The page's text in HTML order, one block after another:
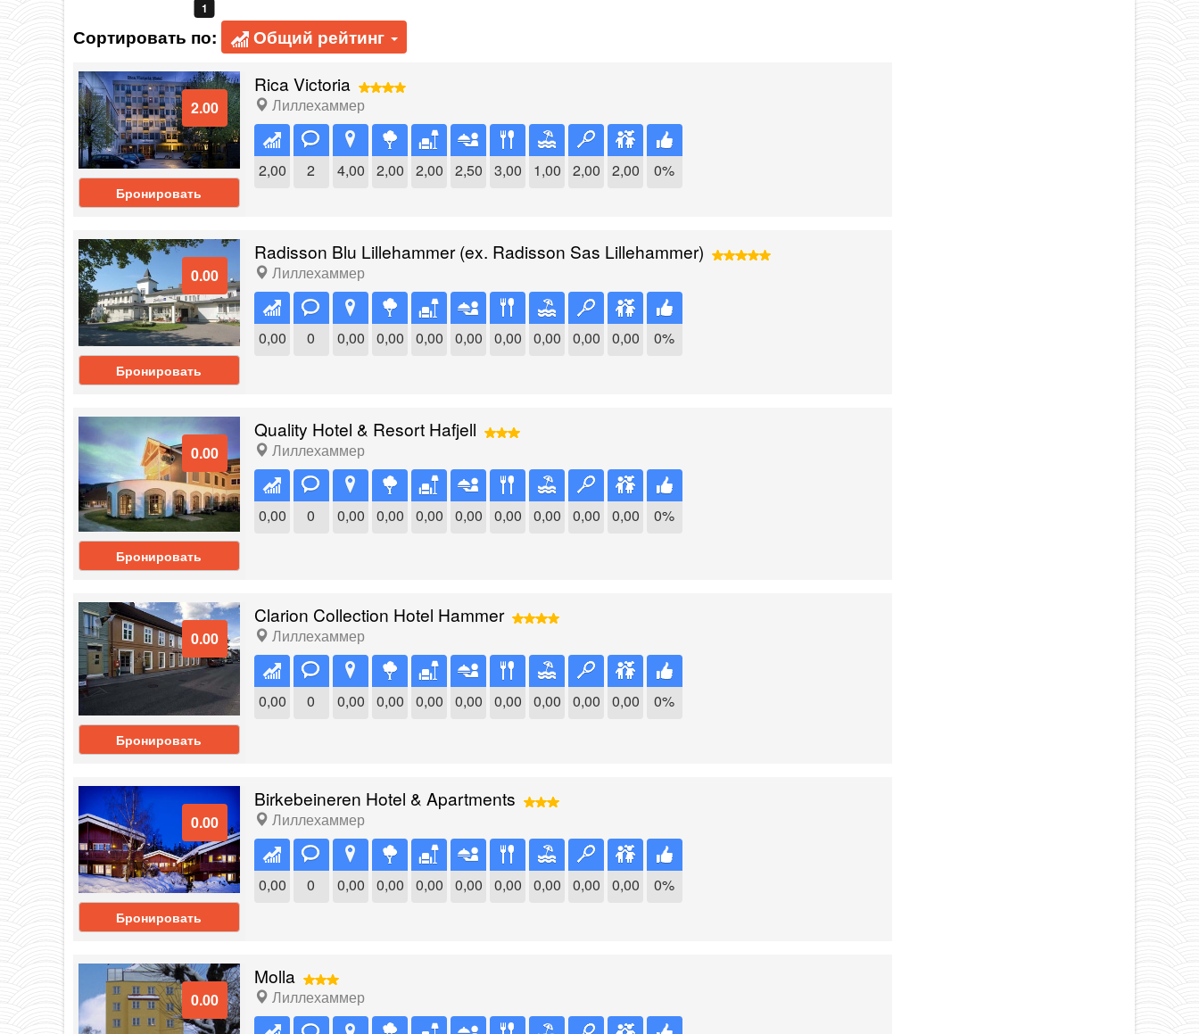
1
Сортировать по: Общий рейтинг
2.00
Бронировать
Rica Victoria
Лиллехаммер
2,00 2 4,00 2,00 2,00 2,50 3,00 1,00 2,00 2,00 0%
0.00
Бронировать
Radisson Blu Lillehammer (ex. Radisson Sas Lillehammer)
Лиллехаммер
0,00 0 0,00 0,00 0,00 0,00 0,00 0,00 0,00 0,00 0%
0.00
Бронировать
Quality Hotel & Resort Hafjell
Лиллехаммер
0,00 0 0,00 0,00 0,00 0,00 0,00 0,00 0,00 0,00 0%
0.00
Бронировать
Clarion Collection Hotel Hammer
Лиллехаммер
0,00 0 0,00 0,00 0,00 0,00 0,00 0,00 0,00 0,00 0%
0.00
Бронировать
Birkebeineren Hotel & Apartments
Лиллехаммер
0,00 0 0,00 0,00 0,00 0,00 0,00 0,00 0,00 0,00 0%
0.00
Molla
Лиллехаммер